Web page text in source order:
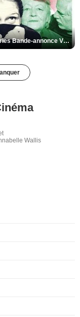
Home stories Bande-annonce VO STFR
Wallis